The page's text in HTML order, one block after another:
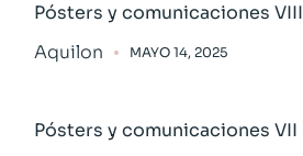
Pósters y comunicaciones VIII
Aquilon
MAYO 14, 2025
Pósters y comunicaciones VII